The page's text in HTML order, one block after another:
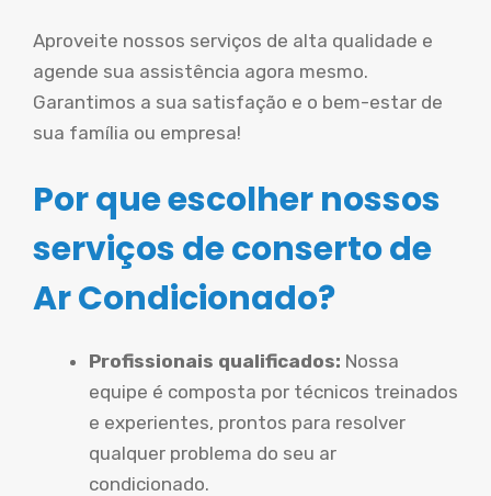
Aproveite nossos serviços de alta qualidade e
agende sua assistência agora mesmo.
Garantimos a sua satisfação e o bem-estar de
sua família ou empresa!
Por que escolher nossos
serviços de conserto de
Ar Condicionado?
Profissionais qualificados: Nossa
equipe é composta por técnicos treinados
e experientes, prontos para resolver
qualquer problema do seu ar
condicionado.